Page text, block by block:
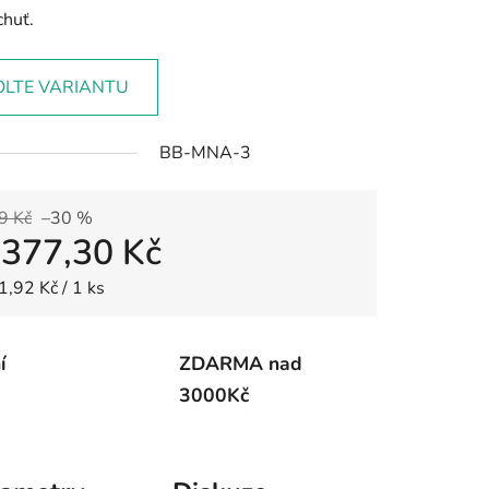
VARIANTU
BB-MNA-3
Kč –30 %
377,30 Kč
Kč / 1 ks
ZDARMA nad
3000Kč